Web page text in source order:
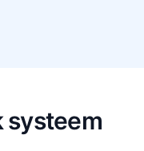
systeem